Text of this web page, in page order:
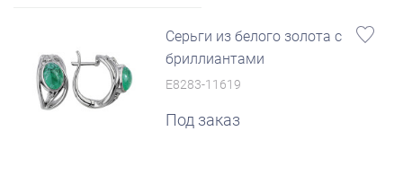
Серьги из белого золота с
бриллиантами
E8283-11619
Под заказ